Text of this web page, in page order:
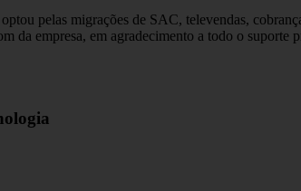
pelas migrações de SAC, televendas,
da empresa, em agradecimento a todo o suporte